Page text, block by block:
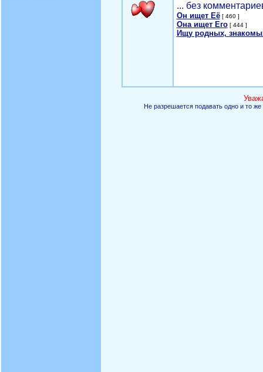
... без
Он ищет Её[ 460 ]
Она ищет Его[ 444 ]
Ищу родных,
Не разрешается подавать одно и то